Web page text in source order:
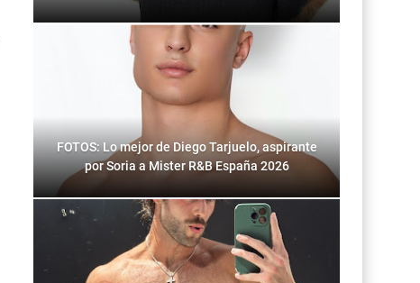
FOTOS: Lo mejor de Diego Tarjuelo, aspirante
por Soria a Mister R&B España 2026